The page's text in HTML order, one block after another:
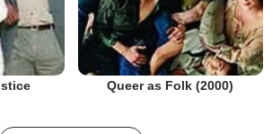
Queer as Folk (2000)